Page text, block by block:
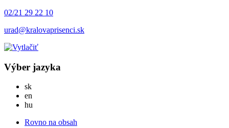
02/21 29 22 10
urad@kralovaprisenci.sk
Výber jazyka
skSlovensky
en
hu
Rovno na obsah